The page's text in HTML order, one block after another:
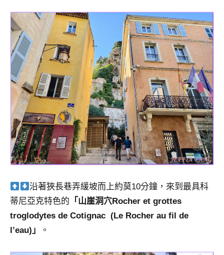
沿著狹長巷弄緩坡而上約莫10分鐘，來到最具科
蒂尼亞克特色的 「山崖洞穴Rocher et grottes
troglodytes de Cotignac (Le Rocher au fil de
l’eau)」
。